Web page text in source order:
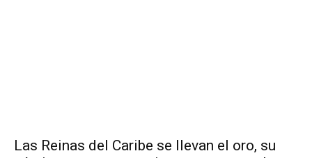
Las Reinas del Caribe se llevan el oro, su